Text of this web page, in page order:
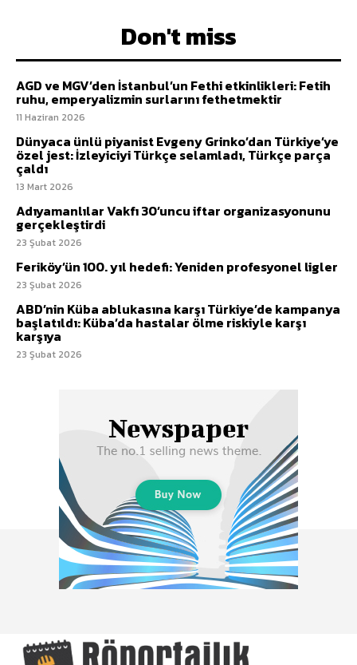
Don't miss
AGD ve MGV’den İstanbul’un Fethi etkinlikleri: Fetih
ruhu, emperyalizmin surlarını fethetmektir
11 Haziran 2026
Dünyaca ünlü piyanist Evgeny Grinko’dan Türkiye’ye
özel jest: İzleyiciyi Türkçe selamladı, Türkçe parça
çaldı
13 Mart 2026
Adıyamanlılar Vakfı 30’uncu iftar organizasyonunu
gerçekleştirdi
23 Şubat 2026
Feriköy’ün 100. yıl hedefi: Yeniden profesyonel ligler
23 Şubat 2026
ABD’nin Küba ablukasına karşı Türkiye’de kampanya
başlatıldı: Küba’da hastalar ölme riskiyle karşı
karşıya
23 Şubat 2026